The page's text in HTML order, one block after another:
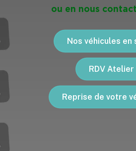
ou en nous
Nos véhicules en
RDV Atelier
Reprise de votre